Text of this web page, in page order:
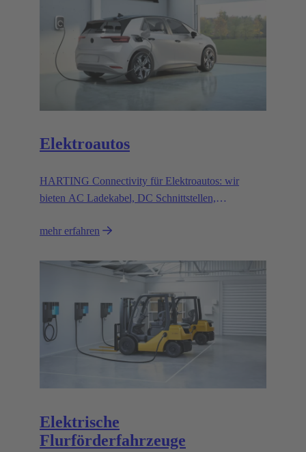
Elektroautos
HARTING Connectivity für Elektroautos: wir
bieten AC Ladekabel, DC Schnittstellen,
Verbindungslösungen.
mehr erfahren
Elektrische
Flurförderfahrzeuge